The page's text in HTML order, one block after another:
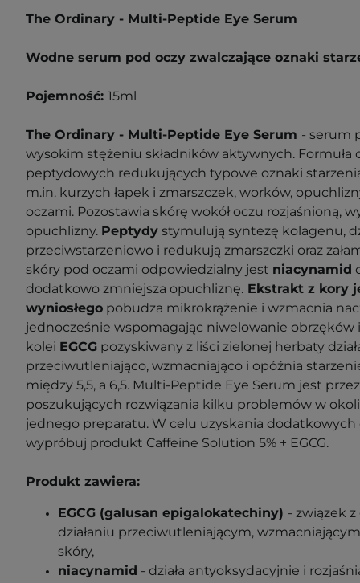
The Ordinary - Multi-Peptide Eye Serum
Wodne serum pod oczy zwalczające oznaki
Pojemność: 15ml
The Ordinary - Multi-Peptide Eye Serum - serum
wysokim stężeniu składników aktywnych. Formuła
peptydowych redukujących typowe oznaki
m.in. kurzych łapek i zmarszczek, worków,
oczami. Pozostawia skórę wokół oczu rozjaśnioną,
opuchlizny. Peptydy stymulują syntezę kolagenu,
przeciwstarzeniowo i redukują zmarszczki oraz
skóry pod oczami odpowiedzialny jest niacynamid
dodatkowo zmniejsza opuchliznę. Ekstrakt z kory
wyniosłego pobudza mikrokrążenie i wzmacnia
jednocześnie wspomagając niwelowanie obrzęków
kolei EGCG pozyskiwany z liści zielonej herbaty
przeciwutleniająco, wzmacniająco i opóźnia
między 5,5, a 6,5. Multi-Peptide Eye Serum jest
poszukujących rozwiązania kilku problemów w
jednego preparatu. W celu uzyskania dodatkowych
wypróbuj produkt Caffeine Solution 5% + EGCG.
Produkt zawiera:
EGCG (galusan epigalokatechiny) - związek
działaniu przeciwutleniającym,
skóry,
niacynamid - działa antyoksydacyjnie i